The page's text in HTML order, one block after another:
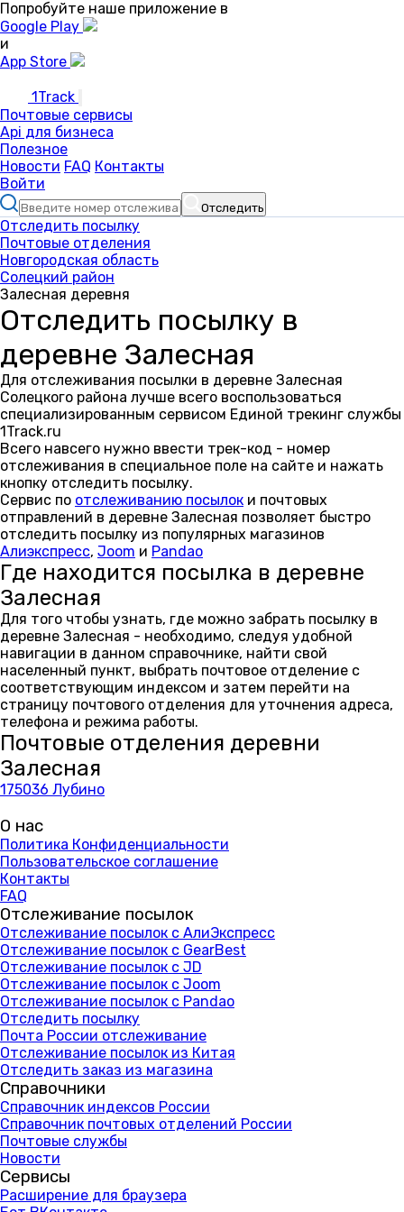
Попробуйте наше приложение в
Google Play
и
App Store
1Track
Почтовые сервисы
Api для бизнеса
Полезное
Новости FAQ Контакты
Войти
Отследить
Отследить посылку
Почтовые отделения
Новгородская область
Солецкий район
Залесная деревня
Отследить посылку в
деревне Залесная
Для отслеживания посылки в деревне Залесная
Солецкого района лучше всего воспользоваться
специализированным сервисом Единой трекинг службы
1Track.ru
Всего навсего нужно ввести трек-код - номер
отслеживания в специальное поле на сайте и нажать
кнопку отследить посылку.
Сервис по отслеживанию посылок и почтовых
отправлений в деревне Залесная позволяет быстро
отследить посылку из популярных магазинов
Алиэкспресс, Joom и Pandao
Где находится посылка в деревне
Залесная
Для того чтобы узнать, где можно забрать посылку в
деревне Залесная - необходимо, следуя удобной
навигации в данном справочнике, найти свой
населенный пункт, выбрать почтовое отделение с
соответствующим индексом и затем перейти на
страницу почтового отделения для уточнения адреса,
телефона и режима работы.
Почтовые отделения деревни
Залесная
175036 Лубино
О нас
Политика Конфиденциальности
Пользовательское соглашение
Контакты
FAQ
Отслеживание посылок
Отслеживание посылок с АлиЭкспресс
Отслеживание посылок с GearBest
Отслеживание посылок с JD
Отслеживание посылок с Joom
Отслеживание посылок с Pandao
Отследить посылку
Почта России отслеживание
Отслеживание посылок из Китая
Отследить заказ из магазина
Справочники
Справочник индексов России
Справочник почтовых отделений России
Почтовые службы
Новости
Сервисы
Расширение для браузера